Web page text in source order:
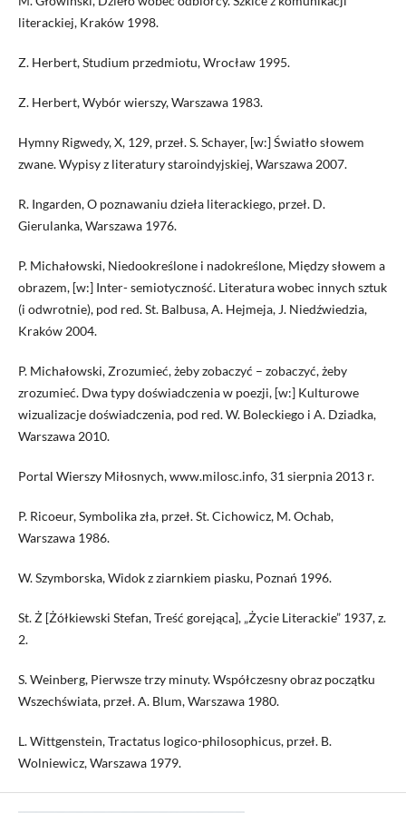
literackiej, Kraków 1998.
Z. Herbert, Studium przedmiotu, Wrocław 1995.
Z. Herbert, Wybór wierszy, Warszawa 1983.
Hymny Rigwedy, X, 129, przeł. S. Schayer, [w:] Światło słowem
zwane. Wypisy z literatury staroindyjskiej, Warszawa 2007.
R. Ingarden, O poznawaniu dzieła literackiego, przeł. D.
Gierulanka, Warszawa 1976.
P. Michałowski, Niedookreślone i nadokreślone, Między słowem a
obrazem, [w:] Inter- semiotyczność. Literatura wobec innych sztuk
(i odwrotnie), pod red. St. Balbusa, A. Hejmeja, J. Niedźwiedzia,
Kraków 2004.
P. Michałowski, Zrozumieć, żeby zobaczyć – zobaczyć, żeby
zrozumieć. Dwa typy doświadczenia w poezji, [w:] Kulturowe
wizualizacje doświadczenia, pod red. W. Boleckiego i A. Dziadka,
Warszawa 2010.
Portal Wierszy Miłosnych, www.milosc.info, 31 sierpnia 2013 r.
P. Ricoeur, Symbolika zła, przeł. St. Cichowicz, M. Ochab,
Warszawa 1986.
W. Szymborska, Widok z ziarnkiem piasku, Poznań 1996.
St. Ż [Żółkiewski Stefan, Treść gorejąca], „Życie Literackie” 1937, z.
2.
S. Weinberg, Pierwsze trzy minuty. Współczesny obraz początku
Wszechświata, przeł. A. Blum, Warszawa 1980.
L. Wittgenstein, Tractatus logico-philosophicus, przeł. B.
Wolniewicz, Warszawa 1979.